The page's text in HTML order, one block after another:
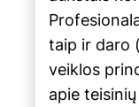
taip ir daro
veiklos
apie